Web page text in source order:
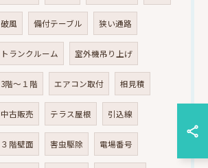
破風 備付テーブル 狭い通路
トランクルーム 室外機吊り上げ
3階～１階 エアコン取付 相見積
中古販売 テラス屋根 引込線
３階壁面 害虫駆除 電場番号